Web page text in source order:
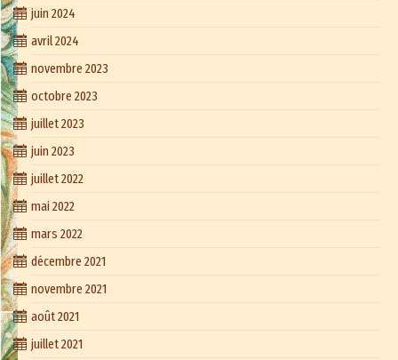
juin 2024
avril 2024
novembre 2023
octobre 2023
juillet 2023
juin 2023
juillet 2022
mai 2022
mars 2022
décembre 2021
novembre 2021
août 2021
juillet 2021